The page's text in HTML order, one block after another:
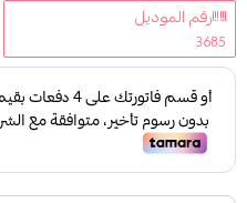
رقم الموديل
3685